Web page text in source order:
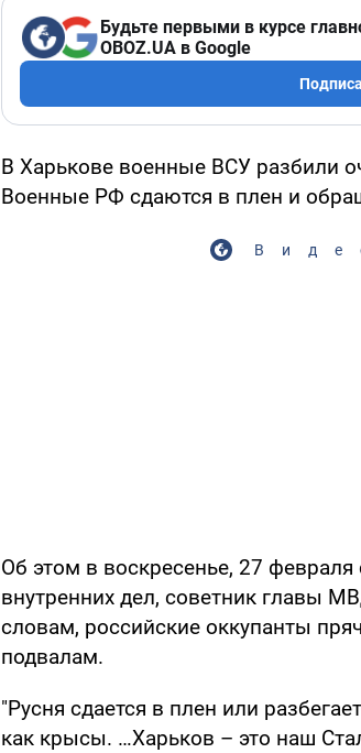
Будьте первыми в курсе
OBOZ.UA в Google
В Харькове военные ВСУ разбили
Военные РФ сдаются в плен и
Об этом в воскресенье, 27
внутренних дел, советник главы
словам, российские оккупанты
подвалам.
"Русня сдается в плен или
как крысы. …Харьков – это наш